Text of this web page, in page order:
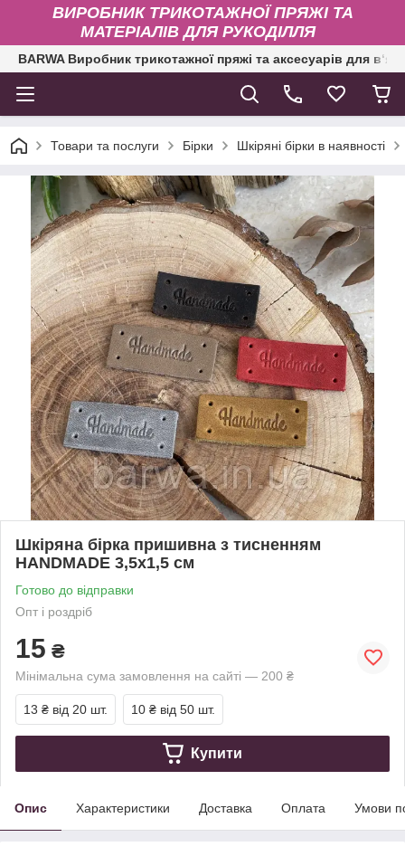
ВИРОБНИК ТРИКОТАЖНОЇ ПРЯЖІ ТА
МАТЕРІАЛІВ ДЛЯ РУКОДІЛЛЯ
BARWA Виробник трикотажної пряжі та аксесуарів для
Товари та послуги Бірки Шкіряні бірки в наявності
Шкіряна бірка пришивна з тисненням
HANDMADE 3,5х1,5 см
Готово до відправки
Опт і роздріб
15 ₴
Мінімальна сума замовлення на сайті — 200 ₴
13 ₴ від 20 шт. 10 ₴ від 50 шт.
Купити
Опис Характеристики Доставка Оплата Умови